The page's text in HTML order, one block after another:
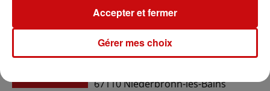
mf.stephan@niederbronn-les-
bains.fr
67110Niederbronn-les-Bains
Gérer mes choix
Accepter et fermer